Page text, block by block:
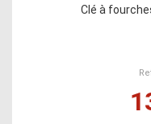
Clé à